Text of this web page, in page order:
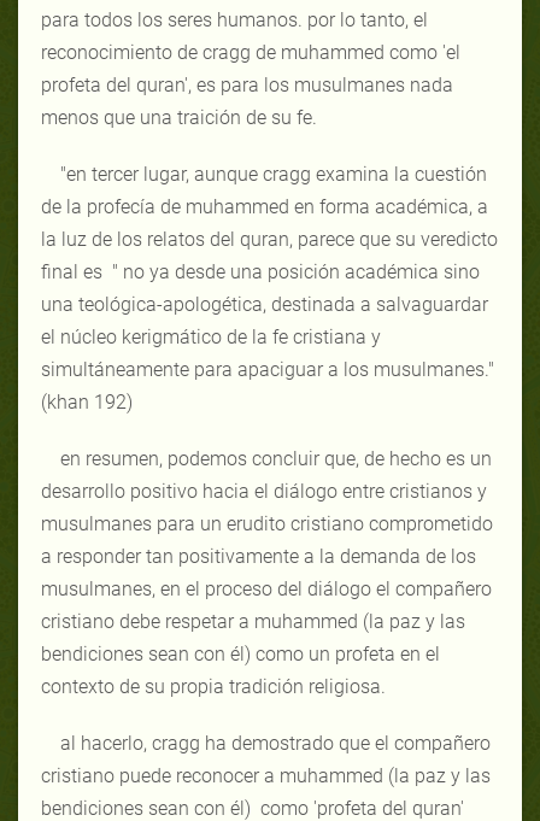
para todos los seres humanos. por lo tanto, el
reconocimiento de cragg de muhammed como 'el
profeta del quran', es para los musulmanes nada
menos que una traición de su fe.
"en tercer lugar, aunque cragg examina la cuestión
de la profecía de muhammed en forma académica, a
la luz de los relatos del quran, parece que su veredicto
final es " no ya desde una posición académica sino
una teológica-apologética, destinada a salvaguardar
el núcleo kerigmático de la fe cristiana y
simultáneamente para apaciguar a los musulmanes."
(khan 192)
en resumen, podemos concluir que, de hecho es un
desarrollo positivo hacia el diálogo entre cristianos y
musulmanes para un erudito cristiano comprometido
a responder tan positivamente a la demanda de los
musulmanes, en el proceso del diálogo el compañero
cristiano debe respetar a muhammed (la paz y las
bendiciones sean con él) como un profeta en el
contexto de su propia tradición religiosa.
al hacerlo, cragg ha demostrado que el compañero
cristiano puede reconocer a muhammed (la paz y las
bendiciones sean con él) como 'profeta del quran'